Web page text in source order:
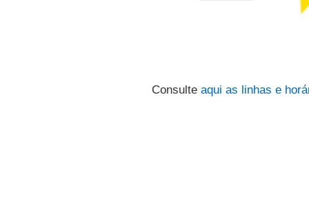
Consulte aqui as linhas e